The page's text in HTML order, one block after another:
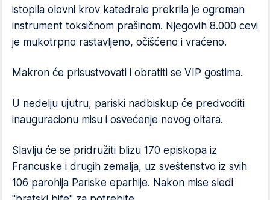
istopila olovni krov katedrale prekrila je ogroman
instrument toksičnom prašinom. Njegovih 8.000 cevi
je mukotrpno rastavljeno, očišćeno i vraćeno.
Makron će prisustvovati i obratiti se VIP gostima.
U nedelju ujutru, pariski nadbiskup će predvoditi
inauguracionu misu i osvećenje novog oltara.
Slavlju će se pridružiti blizu 170 episkopa iz
Francuske i drugih zemalja, uz sveštenstvo iz svih
106 parohija Pariske eparhije. Nakon mise sledi